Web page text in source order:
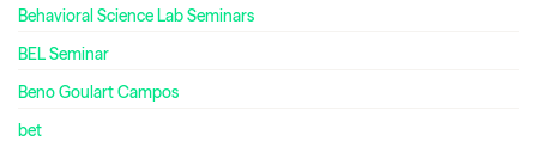
Behavioral Science Lab Seminars
BEL Seminar
Beno Goulart Campos
bet